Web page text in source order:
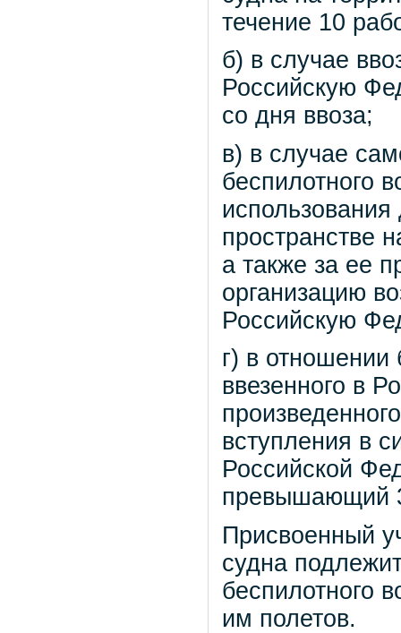
течение 10
б) в случае
Российскую
со дня ввоза;
в) в случае
беспилотного
пространстве
а также за ее
организацию
Российскую
г) в отношении
ввезенного в
вступления в
Российской
превышающий
Присвоенный
судна
беспилотного
им полетов.